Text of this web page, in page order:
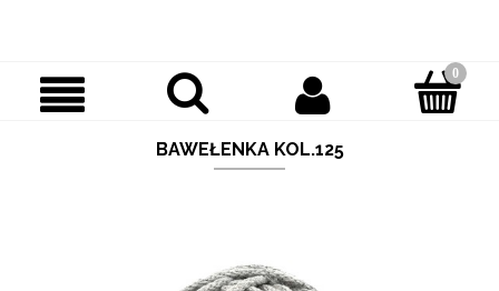
BAWEŁENKA KOL.125